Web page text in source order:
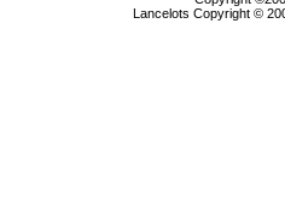
Lancelots Copyright ©